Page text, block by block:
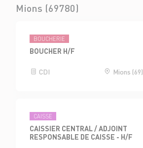
Mions (69780)
BOUCHERIE
BOUCHER H/F
CDI Mions (69)
CAISSE
CAISSIER CENTRAL / ADJOINT
RESPONSABLE DE CAISSE - H/F